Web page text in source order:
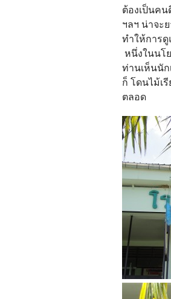
ต้องเป็นค
ฯลฯ น่าจะ
ทำให้การดู
หนึ่งในนโ
ท่านเห็นนั
ก็ โดนไม้เ
ตลอด